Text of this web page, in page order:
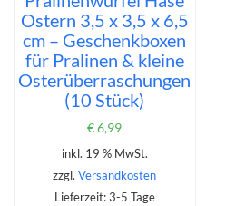
Ostern 3,5 x 3,5 x 6,5
cm – Geschenkboxen
für Pralinen & kleine
Osterüberraschungen
(10 Stück)
€6,99
inkl. 19 % MwSt.
zzgl.Versandkosten
Lieferzeit: 3-5 Tage